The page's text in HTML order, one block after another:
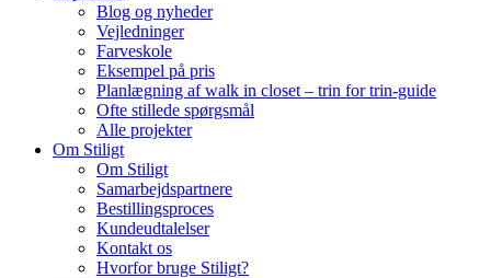
Blog og nyheder
Vejledninger
Farveskole
Eksempel på pris
Planlægning af walk in closet – trin for trin-guide
Ofte stillede spørgsmål
Alle projekter
Om Stiligt
Om Stiligt
Samarbejdspartnere
Bestillingsproces
Kundeudtalelser
Kontakt os
Hvorfor bruge Stiligt?